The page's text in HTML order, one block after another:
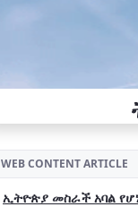
WEB CONTENT ARTICLE
ኢትዮጵያ መስራች አባል